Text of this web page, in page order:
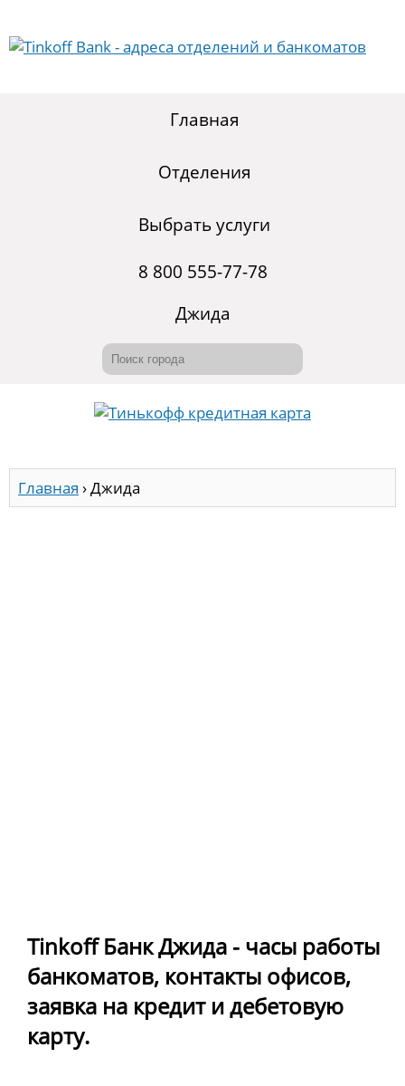
Главная
Отделения
Выбрать услуги
8 800 555-77-78
Джида
Главная ›Джида
Tinkoff Банк Джида - часы работы
банкоматов, контакты офисов,
заявка на кредит и дебетовую
карту.